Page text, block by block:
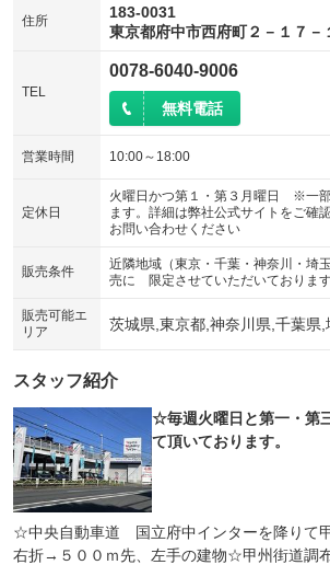
住所
183-0031
東京都府中市西府町２－１７－
TEL
0078-6040-9006
無料電話
営業時間 10:00～18:00
定休日
火曜日かつ第１・第３月曜日 ※一
ます。詳細は弊社公式サイトをご確
お問い合わせください
販売条件
近隣地域（東京・千葉・神奈川・埼
売に 限定させていただいております
販売可能エ
リア
茨城県,東京都,神奈川県,千葉県,
スタッフ紹介
☆毎週火曜日と第一・第
て頂いております。
☆中央自動車道 国立府中インターを降りて
右折→５００ｍ先、左手の建物☆甲州街道調